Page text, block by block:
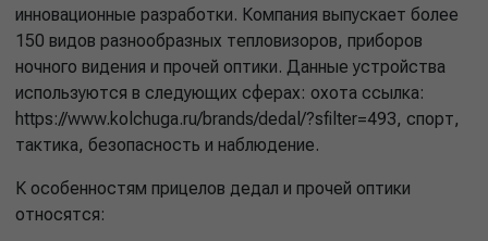
инновационные разработки. Компания выпускает более
150 видов разнообразных тепловизоров, приборов
ночного видения и прочей оптики. Данные устройства
используются в следующих сферах: охота ссылка:
https://www.kolchuga.ru/brands/dedal/?sfilter=493, спорт,
тактика, безопасность и наблюдение.
К особенностям прицелов дедал и прочей оптики
относятся: